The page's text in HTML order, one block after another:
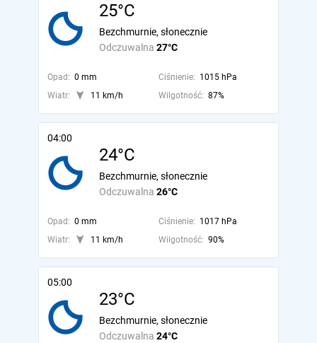
25°C
Odczuwalna 27°C
Bezchmurnie, słonecznie
Opad: 0 mm Ciśnienie: 1015 hPa
Wiatr:
11 km/h Wilgotność: 87%
04:00
24°C
Odczuwalna 26°C
Bezchmurnie, słonecznie
Opad: 0 mm Ciśnienie: 1017 hPa
Wiatr:
11 km/h Wilgotność: 90%
05:00
23°C
Odczuwalna 24°C
Bezchmurnie, słonecznie